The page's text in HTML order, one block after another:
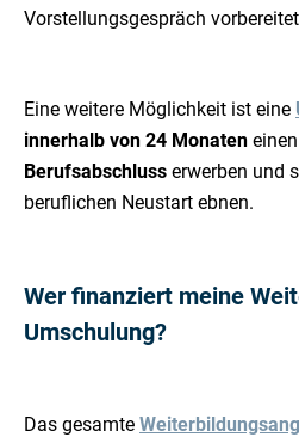
Vorstellungsgespräch
Eine weitere Möglichkeit ist eine
innerhalb von 24 Monaten einen
Berufsabschluss erwerben und
beruflichen Neustart ebnen.
Wer finanziert meine
Umschulung?
Das gesamte